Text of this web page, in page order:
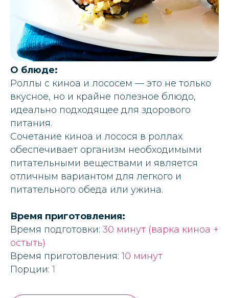
О блюде:
Роллы с киноа и лососем — это не только
вкусное, но и крайне полезное блюдо,
идеально подходящее для здорового
питания.
Сочетание киноа и лосося в роллах
обеспечивает организм необходимыми
питательными веществами и является
отличным вариантом для легкого и
питательного обеда или ужина.
Время приготовления:
Время подготовки: 30 минут (варка киноа +
остыть)
Время приготовления: 10 минут
Порции: 1